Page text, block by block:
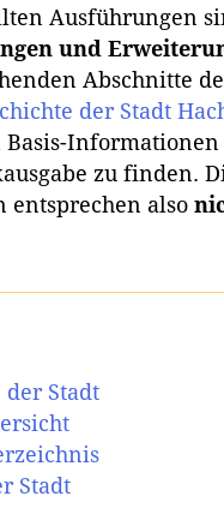
Ausführungen
und
Abschnitte
der Stadt
Basis-
zu finden.
entsprechen also
der Stadt
Stadt